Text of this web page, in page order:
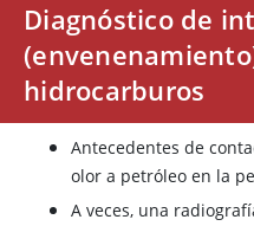
Diagnóstico de
hidrocarburos
Antecedentes de
olor a petróleo en la
A veces, una